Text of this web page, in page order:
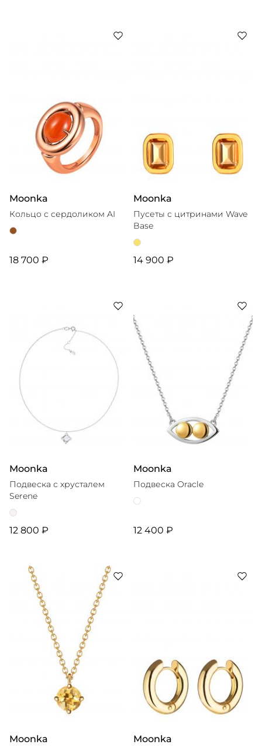
Moonka
Кольцо с cердоликом AI
18 700 ₽
Moonka
Пусеты с цитринами Wave
Base
14 900 ₽
Moonka
Подвеска с хрусталем
Serene
12 800 ₽
Moonka
Подвеска Oracle
12 400 ₽
Moonka Moonka